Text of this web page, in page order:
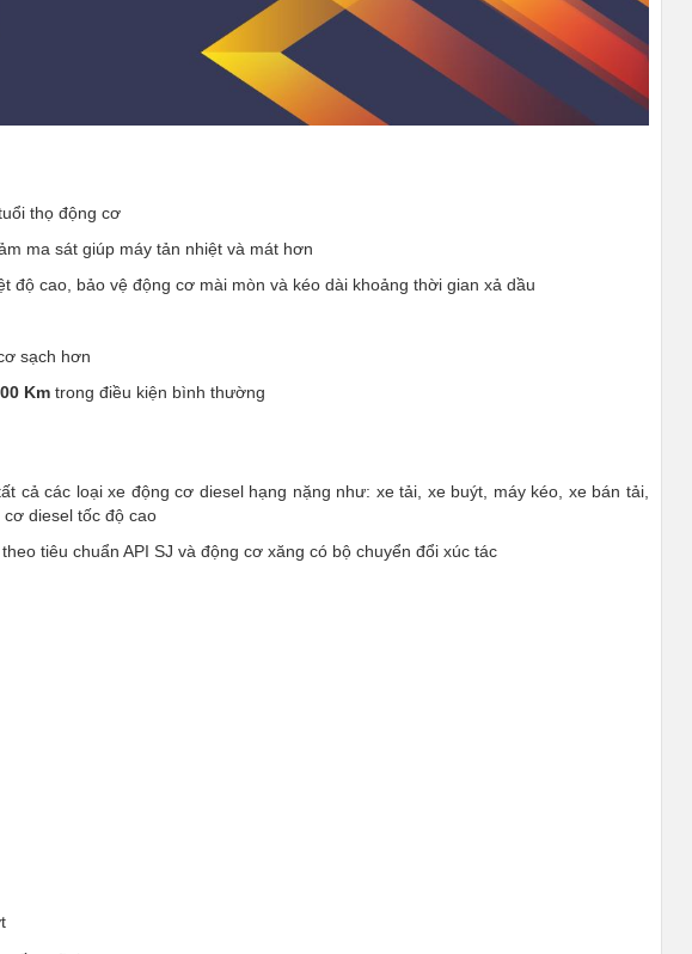
thọ động cơ
ma sát giúp máy tản nhiệt và mát hơn
độ cao, bảo vệ động cơ mài mòn và kéo dài khoảng thời gian xả dầu
sạch hơn
Km trong điều kiện bình thường
cả các loại xe động cơ diesel hạng nặng như: xe tải, xe buýt, máy kéo, xe bán tải,
diesel tốc độ cao
tiêu chuẩn API SJ và động cơ xăng có bộ chuyển đổi xúc tác